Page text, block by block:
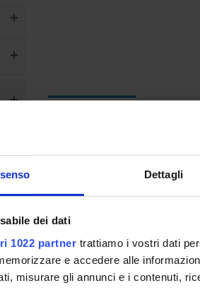
Dettagli
dei dati
1022 partner trattiamo i vostri dati
e accedere alle
misurare gli annunci e i contenuti,